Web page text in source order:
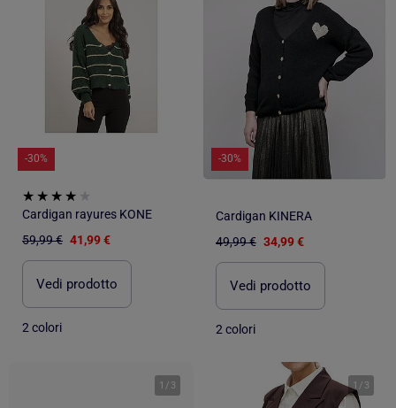
-30%
Cardigan rayures KONE
59,99 € 41,99 €
Vedi prodotto
2 colori
-30%
Cardigan KINERA
49,99 € 34,99 €
Vedi prodotto
2 colori
1 / 3 1 / 3